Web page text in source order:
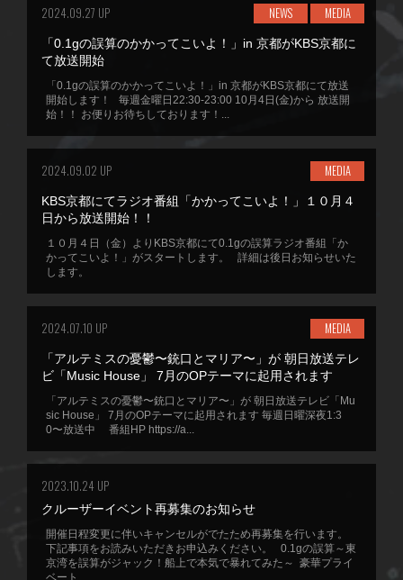
2024.09.27 UP NEWS MEDIA
「0.1gの誤算のかかってこいよ！」in 京都がKBS京都に
て放送開始
「0.1gの誤算のかかってこいよ！」in 京都がKBS京都にて放送
開始します！ 毎週金曜日22:30-23:00 10月4日(金)から 放送開
始！！ お便りお待ちしております！...
2024.09.02 UP MEDIA
KBS京都にてラジオ番組「かかってこいよ！」１０月４
日から放送開始！！
１０月４日（金）よりKBS京都にて0.1gの誤算ラジオ番組「か
かってこいよ！」がスタートします。 詳細は後日お知らせいた
します。
2024.07.10 UP MEDIA
「アルテミスの憂鬱〜銃口とマリア〜」が 朝日放送テレ
ビ「Music House」 7月のOPテーマに起用されます
「アルテミスの憂鬱〜銃口とマリア〜」が 朝日放送テレビ「Mu
sic House」 7月のOPテーマに起用されます 毎週日曜深夜1:3
0〜放送中 番組HP https://a...
2023.10.24 UP
クルーザーイベント再募集のお知らせ
開催日程変更に伴いキャンセルがでたため再募集を行います。
下記事項をお読みいただきお申込みください。 0.1gの誤算～東
京湾を誤算がジャック！船上で本気で暴れてみた～ 豪華プライ